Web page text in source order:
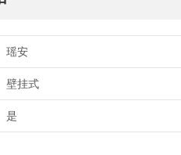
瑶安
壁挂式
是